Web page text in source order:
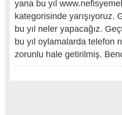
yana bu yıl
kategorisinde yarışıyoruz.
bu yıl neler yapacağız.
bu yıl oylamalarda telefon
zorunlu hale getirilmiş.